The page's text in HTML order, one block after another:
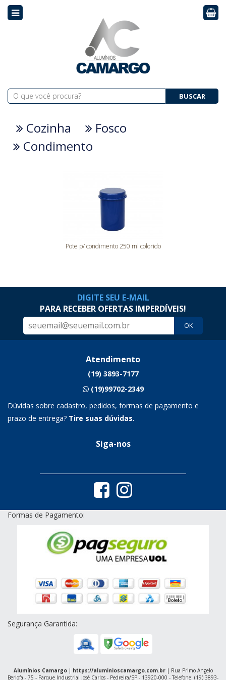
BUSCAR
Cozinha
Fosco
Condimento
Pote p/ condimento 250 ml colorido
DIGITE SEU E-MAIL
PARA RECEBER OFERTAS IMPERDÍVEIS!
OK
Atendimento
(19) 3893-7177
(19)99702-2349
Dúvidas sobre cadastro, pedidos, formas de pagamento e
prazo de entrega? Tire suas dúvidas.
Siga-nos
Formas de Pagamento:
Segurança Garantida:
Alumínios Camargo| https://aluminioscamargo.com.br| Rua Primo Angelo
Berlofa - 75 - Parque Industrial José Carlos - Pedreira/SP - 13920-000 - Telefone: (19) 3893-